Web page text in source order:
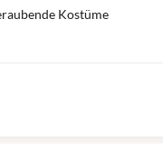
Kostüme